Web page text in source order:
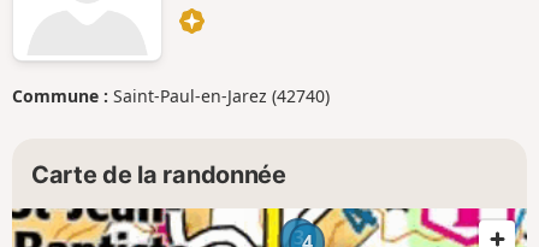
Commune : Saint-Paul-en-Jarez (42740)
Carte de la randonnée
3